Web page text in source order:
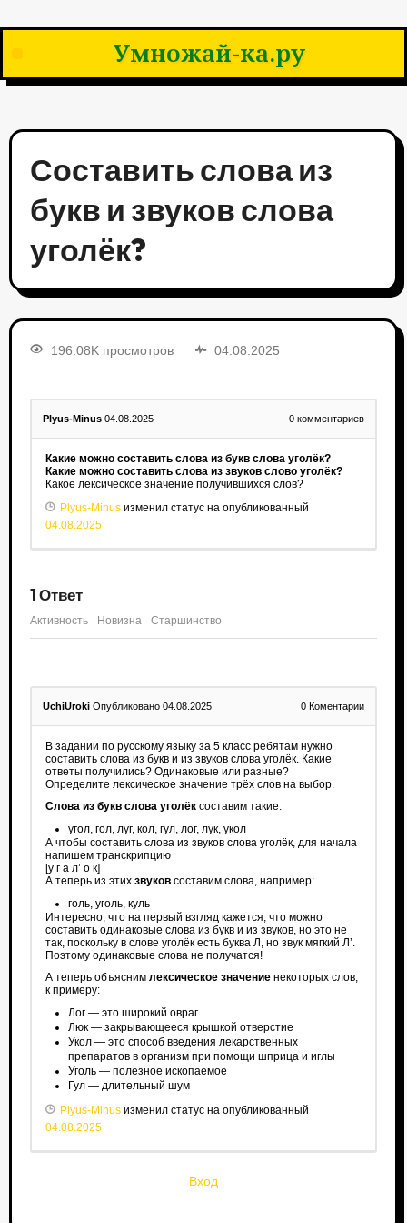
Умножай-ка.ру
Составить слова из
букв и звуков слова
уголёк?
196.08K просмотров 04.08.2025
Plyus-Minus 04.08.2025 0 комментариев
Какие можно составить слова из букв слова уголёк?
Какие можно составить слова из звуков слово уголёк?
Какое лексическое значение получившихся слов?
Plyus-Minusизменил статус на опубликованный
04.08.2025
1Ответ
Активность Новизна Старшинство
UchiUroki Опубликовано 04.08.2025 0 Коментарии
В задании по русскому языку за 5 класс ребятам нужно
составить слова из букв и из звуков слова уголёк. Какие
ответы получились? Одинаковые или разные?
Определите лексическое значение трёх слов на выбор.
Слова из букв слова уголёксоставим такие:
угол, гол, луг, кол, гул, лог, лук, укол
А чтобы составить слова из звуков слова уголёк, для начала
напишем транскрипцию
[у г а л’ о к]
А теперь из этих звуковсоставим слова, например:
голь, уголь, куль
Интересно, что на первый взгляд кажется, что можно
составить одинаковые слова из букв и из звуков, но это не
так, поскольку в слове уголёк есть буква Л, но звук мягкий Л’.
Поэтому одинаковые слова не получатся!
А теперь объясним лексическое значениенекоторых слов,
к примеру:
Лог — это широкий овраг
Люк — закрывающееся крышкой отверстие
Укол — это способ введения лекарственных
препаратов в организм при помощи шприца и иглы
Уголь — полезное ископаемое
Гул — длительный шум
Plyus-Minusизменил статус на опубликованный
04.08.2025
Вход